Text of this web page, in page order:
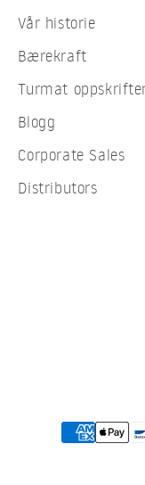
Vår historie
Bærekraft
Turmat
Blogg
Corporate Sales
Distributors